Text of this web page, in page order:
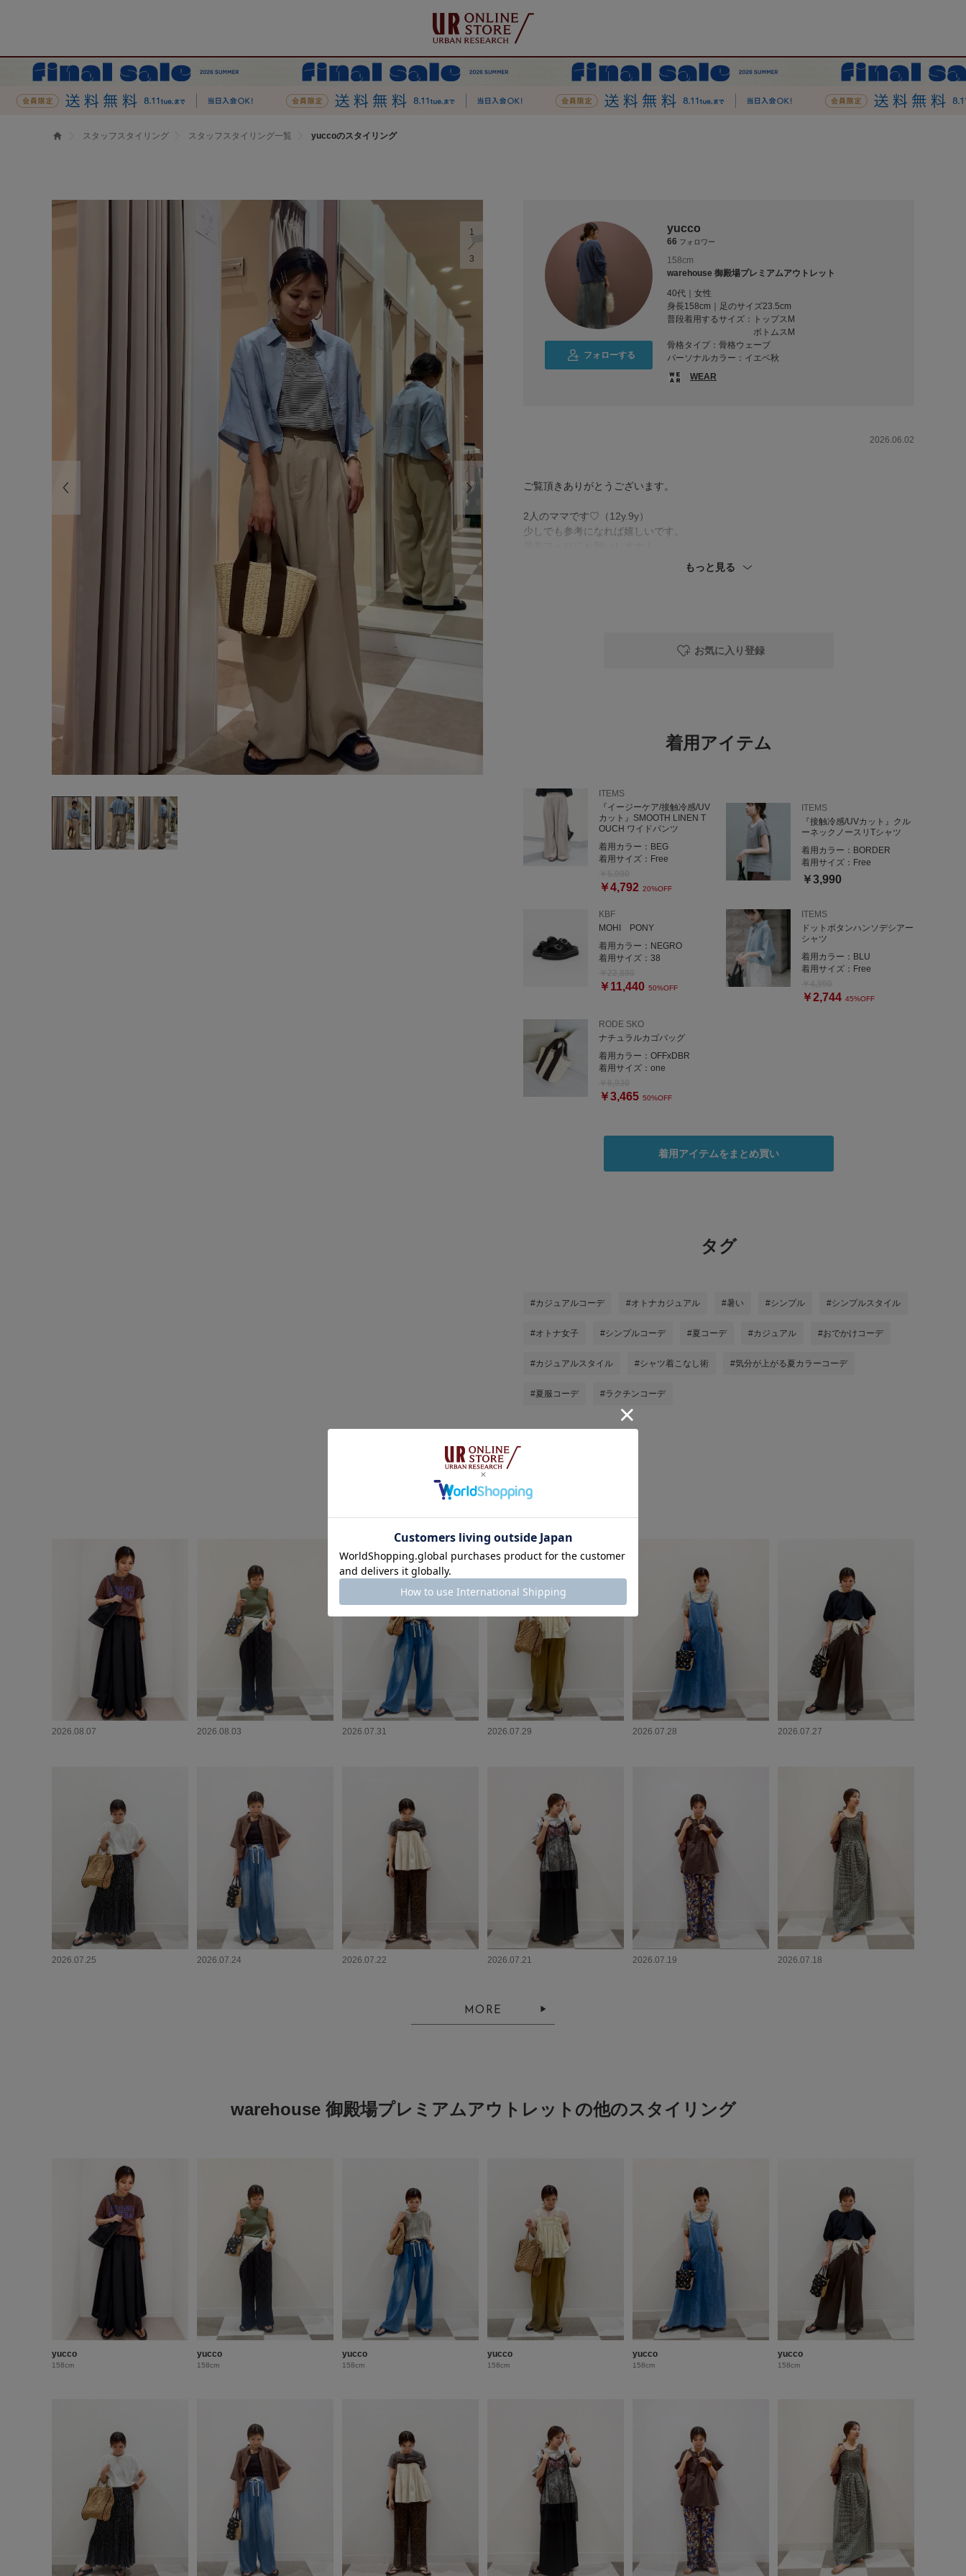
スタッフスタイリング スタッフスタイリング一覧 yuccoのスタイリング
1
3
フォローする
yucco
66 フォロワー
158cm
warehouse 御殿場プレミアムアウトレット
40代｜女性
身長158cm｜足のサイズ23.5cm
普段着用するサイズ：
トップスM
ボトムスM
骨格タイプ：骨格ウェーブ
パーソナルカラー：イエベ秋
WEAR
2026.06.02
ご覧頂きありがとうございます。
2人のママです♡（12y.9y）
少しでも参考になれば嬉しいです。
《ドットボタンハンソデシアーシャツ》
１枚でもインナーにも使える万能アイテム！
リネンライクなワイドパンツはさらっとしていて夏でも快適に履いて頂けます✨
キレイめにもカジュアルにも◎
もっと見る
お気に入り登録
着用アイテム
ITEMS
『イージーケア/接触冷感/UV
カット』SMOOTH LINEN T
OUCH ワイドパンツ
着用カラー： BEG
着用サイズ： Free
￥4,792 20%OFF
ITEMS
『接触冷感/UVカット』クル
ーネックノースリTシャツ
着用カラー： BORDER
着用サイズ： Free
￥3,990
KBF
MOHI PONY
着用カラー： NEGRO
着用サイズ： 38
￥11,440 50%OFF
ITEMS
ドットボタンハンソデシアー
シャツ
着用カラー： BLU
着用サイズ： Free
￥2,744 45%OFF
RODE SKO
ナチュラルカゴバッグ
着用カラー： OFFxDBR
着用サイズ： one
￥3,465 50%OFF
着用アイテムをまとめ買い
タグ
#カジュアルコーデ #オトナカジュアル #暑い #シンプル #シンプルスタイル
#オトナ女子 #シンプルコーデ #夏コーデ #カジュアル #おでかけコーデ
#カジュアルスタイル #シャツ着こなし術 #気分が上がる夏カラーコーデ
#夏服コーデ #ラクチンコーデ
yuccoの他のスタイリング
2026.08.07 2026.08.03 2026.07.31 2026.07.29 2026.07.28 2026.07.27
2026.07.25 2026.07.24 2026.07.22 2026.07.21 2026.07.19 2026.07.18
MORE
warehouse 御殿場プレミアムアウトレットの他のスタイリング
yucco
158cm
yucco
158cm
yucco
158cm
yucco
158cm
yucco
158cm
yucco
158cm